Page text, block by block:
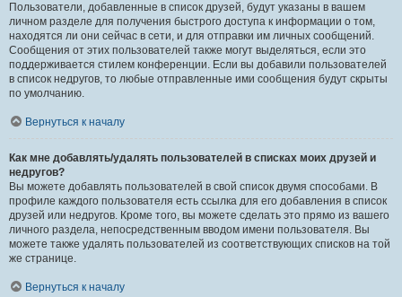
Пользователи, добавленные в список друзей, будут указаны в вашем
личном разделе для получения быстрого доступа к информации о том,
находятся ли они сейчас в сети, и для отправки им личных сообщений.
Сообщения от этих пользователей также могут выделяться, если это
поддерживается стилем конференции. Если вы добавили пользователей
в список недругов, то любые отправленные ими сообщения будут скрыты
по умолчанию.
Вернуться к началу
Как мне добавлять/удалять пользователей в списках моих друзей и
недругов?
Вы можете добавлять пользователей в свой список двумя способами. В
профиле каждого пользователя есть ссылка для его добавления в список
друзей или недругов. Кроме того, вы можете сделать это прямо из вашего
личного раздела, непосредственным вводом имени пользователя. Вы
можете также удалять пользователей из соответствующих списков на той
же странице.
Вернуться к началу